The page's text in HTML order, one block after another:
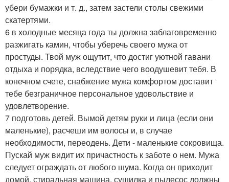
убери бумажки и т. д., затем застели столы свежими
скатертями.
6 в холодные месяца года ты должна заблаговременно
разжигать камин, чтобы уберечь своего мужа от
простуды. Твой муж ощутит, что достиг уютной гавани
отдыха и порядка, вследствие чего воодушевит тебя. В
конечном счете, снабжение мужа комфортом доставит
тебе безграничное персональное удовольствие и
удовлетворение.
7 подготовь детей. Вымой детям руки и лица (если они
маленькие), расчеши им волосы и, в случае
необходимости, переодень. Дети - маленькие сокровища.
Пускай муж видит их причастность к заботе о нем. Мужа
следует ограждать от любого шума. Когда он приходит
домой, стиральная машина, сушилка и пылесос должны